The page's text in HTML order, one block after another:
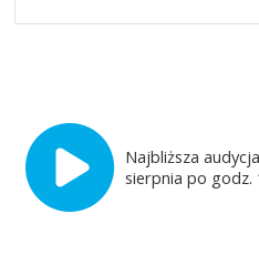
Najbliższa
sierpnia po godz.